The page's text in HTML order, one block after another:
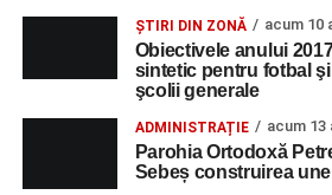
ȘTIRI DIN ZONĂ acum 10
Obiectivele anului
sintetic pentru fotbal
şcolii generale
ADMINISTRAȚIE acum 13
Parohia Ortodoxă
Sebeș construirea